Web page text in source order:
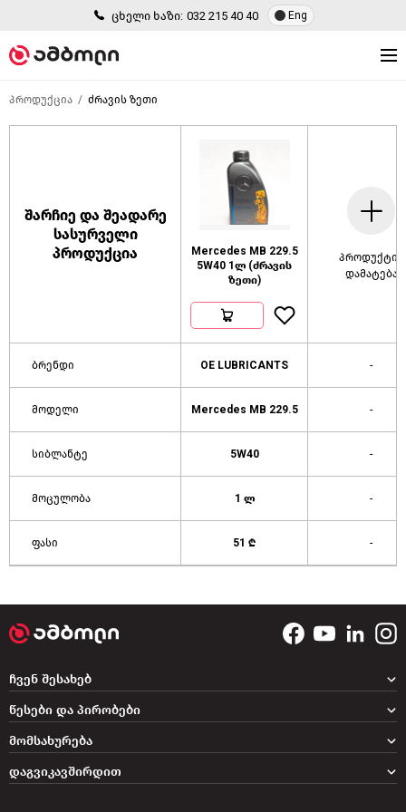
ცხელი ხაზი: 032 215 40 40 Eng
პროდუქცია ძრავის ზეთი
შარჩიე და შეადარე
სასურველი
პროდუქცია
Mercedes MB 229.5
5W40 1ლ (ძრავის
ზეთი)
პროდუქტის
დამატება
ბრენდი OE LUBRICANTS -
მოდელი Mercedes MB 229.5 -
სიბლანტე 5W40 -
მოცულობა 1 ლ -
ფასი 51 ₾ -
დაგვიკავშირდით
ჩვენ შესახებ
წესები და პირობები
მომსახურება